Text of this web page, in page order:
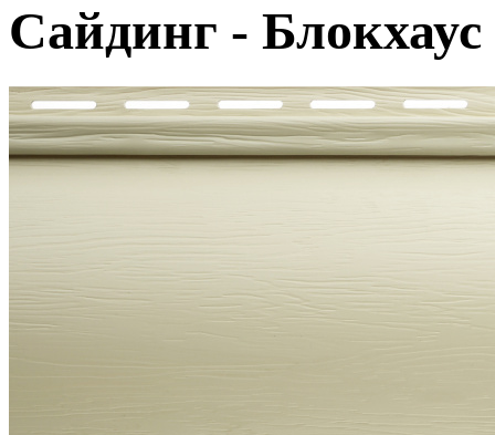
Сайдинг -